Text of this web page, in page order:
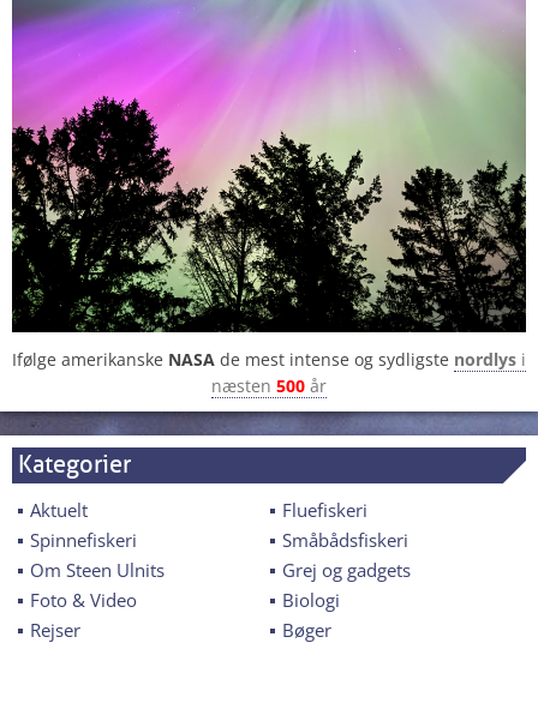
Ifølge amerikanske NASA de mest intense og sydligste nordlys i
næsten 500 år
Kategorier
Aktuelt
Fluefiskeri
Spinnefiskeri
Småbådsfiskeri
Om Steen Ulnits
Grej og gadgets
Foto & Video
Biologi
Rejser
Bøger